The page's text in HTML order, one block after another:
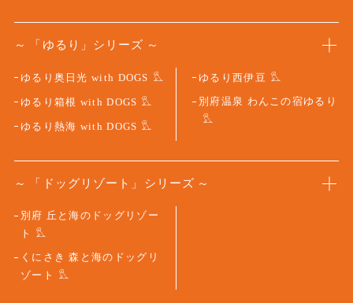
「ゆるり」シリーズ
ゆるり奥日光 with DOGS
ゆるり箱根 with DOGS
ゆるり熱海 with DOGS
ゆるり西伊豆
別府温泉 わんこの宿ゆるり
「ドッグリゾート」シリーズ
別府 丘と海のドッグリゾー
ト
くにさき 森と海のドッグリ
ゾート